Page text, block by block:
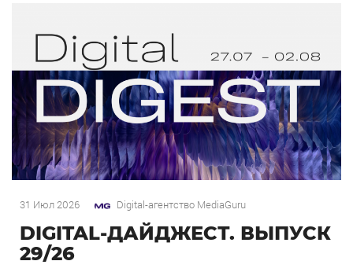
31 Июл 2026 Digital-агентство MediaGuru
DIGITAL-ДАЙДЖЕСТ. ВЫПУСК
29/26